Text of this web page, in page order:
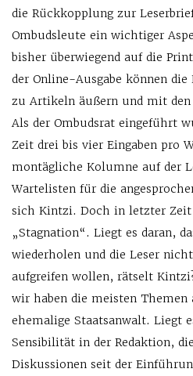
die Rückkopplung zur
Ombudsleute ein wichtiger
bisher überwiegend auf die
der Online-Ausgabe können
zu Artikeln äußern und mit den
Als der Ombudsrat eingeführt
Zeit drei bis vier Eingaben pro
montägliche Kolumne auf der
Wartelisten für die
sich Kintzi. Doch in letzter Zeit
„Stagnation“. Liegt es daran,
wiederholen und die Leser
aufgreifen wollen, rätselt
wir haben die meisten Themen
ehemalige Staatsanwalt. Liegt
Sensibilität in der Redaktion,
Diskussionen seit der